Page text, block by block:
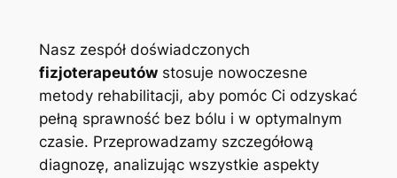
Nasz zespół doświadczonych
fizjoterapeutówstosuje nowoczesne
metody rehabilitacji, aby pomóc Ci odzyskać
pełną sprawność bez bólu i w optymalnym
czasie. Przeprowadzamy szczegółową
diagnozę, analizując wszystkie aspekty